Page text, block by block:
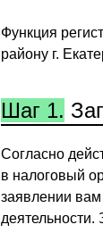
Функция
району г.
Шаг 1.
Согласно
в налоговый
заявлении вам